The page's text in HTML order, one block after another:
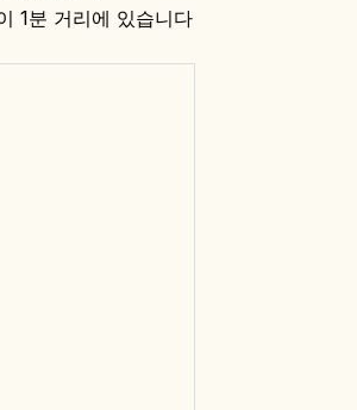
1분 거리에 있습니다